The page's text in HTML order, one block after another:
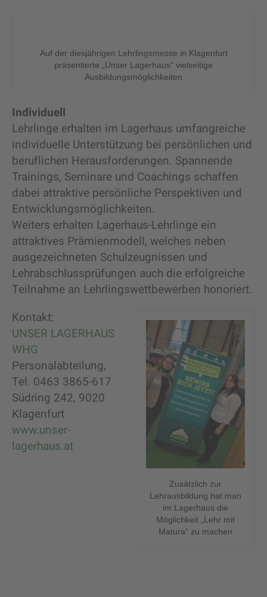
Auf der diesjährigen Lehrlingsmesse in Klagenfurt
präsentierte „Unser Lagerhaus“ vielseitige
Ausbildungsmöglichkeiten
Individuell
Lehrlinge erhalten im Lagerhaus umfangreiche
individuelle Unterstützung bei persönlichen und
beruflichen Herausforderungen. Spannende
Trainings, Seminare und Coachings schaffen
dabei attraktive persönliche Perspektiven und
Entwicklungsmöglichkeiten.
Weiters erhalten Lagerhaus-Lehrlinge ein
attraktives Prämienmodell, welches neben
ausgezeichneten Schulzeugnissen und
Lehrabschlussprüfungen auch die erfolgreiche
Teilnahme an Lehrlingswettbewerben honoriert.
Zusätzlich zur
Lehrausbildung hat man
im Lagerhaus die
Möglichkeit „Lehr mit
Matura“ zu machen
Kontakt:
UNSER LAGERHAUS
WHG
Personalabteilung,
Tel. 0463 3865-617
Südring 242, 9020
Klagenfurt
www.unser-
lagerhaus.at